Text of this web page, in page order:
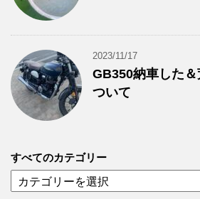
2023/11/17
GB350納車した
ついて
すべてのカテゴリー
べ